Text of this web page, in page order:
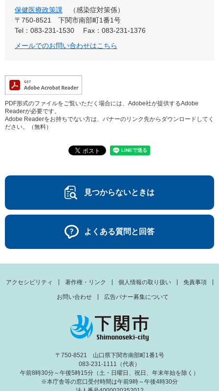
保健医療政策課
感染症対策係
〒750-8521
下関市南部町1番1号
Tel：083-231-1530
Fax：083-231-1376
メールでのお問い合わせはこちら
PDF形式のファイルをご覧いただく場合には、Adobe社が提供するAdobe
Readerが必要です。
Adobe Readerをお持ちでない方は、バナーのリンク先からダウンロードしてく
ださい。（無料）
見つからないときは
よくある質問と回答
アクセシビリティ 著作権・リンク 個人情報の取り扱い 免責事項
お問い合わせ 広告バナー募集について
〒750-8521 山口県下関市南部町1番1号
083-231-1111（代表）
午前8時30分～午後5時15分（土・日曜日、祝日、年末年始を除く）
※本庁舎等の窓口受付時間は午前9時～午後4時30分